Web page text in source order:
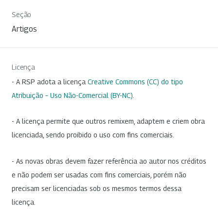
Seção
Artigos
Licença
- A RSP adota a licença Creative Commons (CC) do tipo
Atribuição – Uso Não-Comercial (BY-NC)
- A licença permite que outros remixem, adaptem e criem obra
licenciada, sendo proibido o uso com fins comerciais.
- As novas obras devem fazer referência ao autor nos créditos
e não podem ser usadas com fins comerciais, porém não
precisam ser licenciadas sob os mesmos termos dessa
licença.